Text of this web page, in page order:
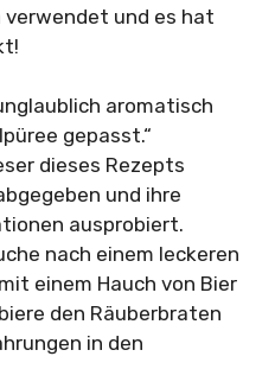
verwendet und es hat
aromatisch
gepasst.“
dieses Rezepts
und ihre
ausprobiert.
nach einem leckeren
einem Hauch von Bier
den Räuberbraten
in den